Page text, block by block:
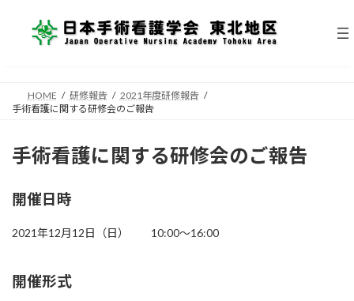
HOME 研修報告
2021年度研修報告
手術看護に関する研修会のご報告
手術看護に関する研修会のご報告
開催日時
2021年12月12日（日） 10:00～16:00
開催形式